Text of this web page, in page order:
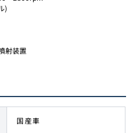
国産車